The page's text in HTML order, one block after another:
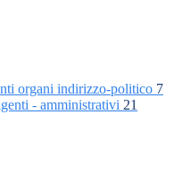
organi indirizzo-politico 7
- amministrativi 21